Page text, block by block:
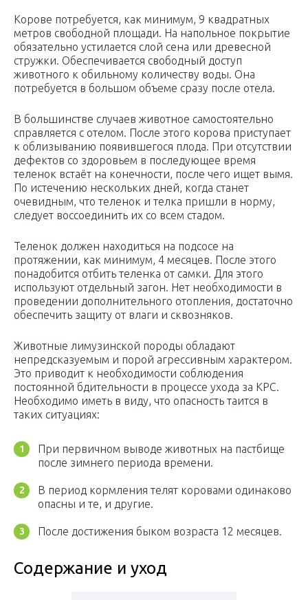
Корове потребуется, как минимум, 9 квадратных
метров свободной площади. На напольное покрытие
обязательно устилается слой сена или древесной
стружки. Обеспечивается свободный доступ
животного к обильному количеству воды. Она
потребуется в большом объеме сразу после отела.
В большинстве случаев животное самостоятельно
справляется с отелом. После этого корова приступает
к облизыванию появившегося плода. При отсутствии
дефектов со здоровьем в последующее время
теленок встаёт на конечности, после чего ищет вымя.
По истечению нескольких дней, когда станет
очевидным, что теленок и телка пришли в норму,
следует воссоединить их со всем стадом.
Теленок должен находиться на подсосе на
протяжении, как минимум, 4 месяцев. После этого
понадобится отбить теленка от самки. Для этого
используют отдельный загон. Нет необходимости в
проведении дополнительного отопления, достаточно
обеспечить защиту от влаги и сквозняков.
Животные лимузинской породы обладают
непредсказуемым и порой агрессивным характером.
Это приводит к необходимости соблюдения
постоянной бдительности в процессе ухода за КРС.
Необходимо иметь в виду, что опасность таится в
таких ситуациях:
При первичном выводе животных на пастбище
после зимнего периода времени.
В период кормления телят коровами одинаково
опасны и те, и другие.
После достижения быком возраста 12 месяцев.
Содержание и уход